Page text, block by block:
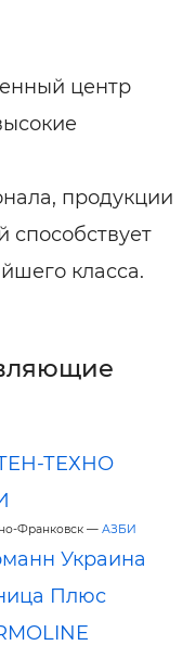
центр
продукции
способствует
класса.
ТЕХНО
Франковск — АЗБИ
Украина
Плюс